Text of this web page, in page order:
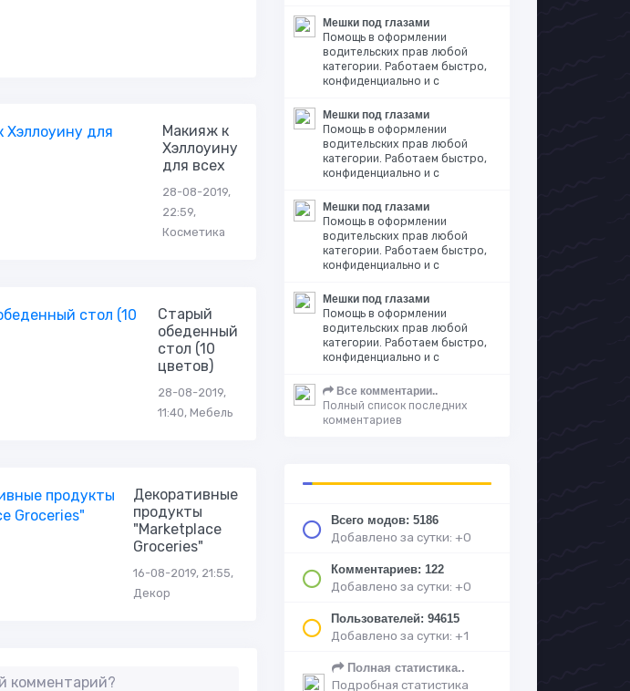
Макияж к
Хэллоуину
для всех
28-08-2019,
22:59,
Косметика
Старый
обеденный
стол (10
цветов)
28-08-2019,
11:40, Мебель
Декоративные
продукты
"Marketplace
Groceries"
16-08-2019, 21:55,
Декор
комментарий?
Мешки под глазами
Помощь в оформлении
водительских прав любой
категории. Работаем быстро,
конфиденциально и с
Мешки под глазами
Помощь в оформлении
водительских прав любой
категории. Работаем быстро,
конфиденциально и с
Мешки под глазами
Помощь в оформлении
водительских прав любой
категории. Работаем быстро,
конфиденциально и с
Мешки под глазами
Помощь в оформлении
водительских прав любой
категории. Работаем быстро,
конфиденциально и с
Все комментарии..
Полный список последних
комментариев
Всего модов: 5186
Добавлено за сутки: +0
Комментариев: 122
Добавлено за сутки: +0
Пользователей: 94615
Добавлено за сутки: +1
Полная статистика..
Подробная статистика